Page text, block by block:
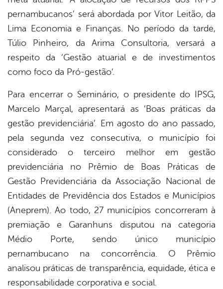
pernambucanos’ será abordada por Vitor Leitão, da
Lima Economia e Finanças. No período da tarde,
Túlio Pinheiro, da Arima Consultoria, versará a
respeito da ‘Gestão atuarial e de investimentos
como foco da Pró-gestão’.
Para encerrar o Seminário, o presidente do IPSG,
Marcelo Marçal, apresentará as ‘Boas práticas da
gestão previdenciária’. Em agosto do ano passado,
pela segunda vez consecutiva, o município foi
considerado o terceiro melhor em gestão
previdenciária no Prêmio de Boas Práticas de
Gestão Previdenciária da Associação Nacional de
Entidades de Previdência dos Estados e Municípios
(Aneprem). Ao todo, 27 municípios concorreram à
premiação e Garanhuns disputou na categoria
Médio Porte, sendo único município
pernambucano na concorrência. O Prêmio
analisou práticas de transparência, equidade, ética e
responsabilidade corporativa e social.